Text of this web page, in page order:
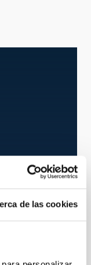
de las cookies